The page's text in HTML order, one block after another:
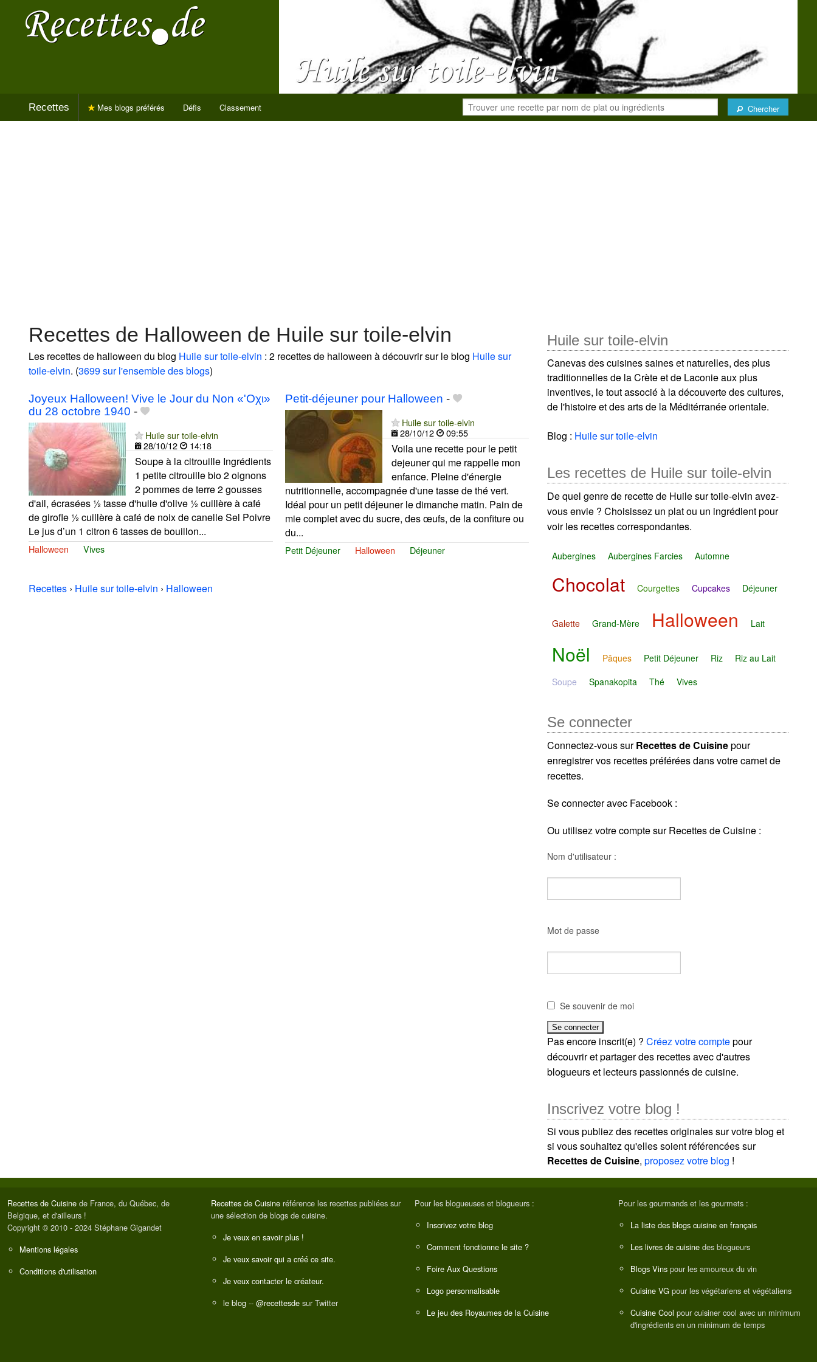
Recettes Chercher
Mes blogs préférés Défis Classement
Recettes de Halloween de Huile sur toile-elvin
Les recettes de halloween du blog Huile sur toile-elvin : 2 recettes de halloween à découvrir sur le blog Huile sur
toile-elvin. (3699 sur l'ensemble des blogs)
Joyeux Halloween! Vive le Jour du Non «'Οχι»
du 28 octobre 1940 -
Huile sur toile-elvin
28/10/12
14:18
Soupe à la citrouille Ingrédients
1 petite citrouille bio 2 oignons
2 pommes de terre 2 gousses
d'ail, écrasées ½ tasse d'huile d'olive ½ cuillère à café
de girofle ½ cuillère à café de noix de canelle Sel Poivre
Le jus d’un 1 citron 6 tasses de bouillon...
Halloween Vives
Petit-déjeuner pour Halloween -
Huile sur toile-elvin
28/10/12
09:55
Voila une recette pour le petit
dejeuner qui me rappelle mon
enfance. Pleine d'énergie
nutritionnelle, accompagnée d'une tasse de thé vert.
Idéal pour un petit déjeuner le dimanche matin. Pain de
mie complet avec du sucre, des œufs, de la confiture ou
du...
Petit Déjeuner Halloween Déjeuner
Recettes › Huile sur toile-elvin › Halloween
Huile sur toile-elvin
Canevas des cuisines saines et naturelles, des plus
traditionnelles de la Crète et de Laconie aux plus
inventives, le tout associé à la découverte des cultures,
de l'histoire et des arts de la Méditérranée orientale.
Blog : Huile sur toile-elvin
Les recettes de Huile sur toile-elvin
De quel genre de recette de Huile sur toile-elvin avez-
vous envie ? Choisissez un plat ou un ingrédient pour
voir les recettes correspondantes.
Aubergines Aubergines Farcies Automne
Chocolat Courgettes Cupcakes Déjeuner
Galette Grand-Mère Halloween Lait
Noël Pâques Petit Déjeuner Riz
Riz au Lait
Soupe
Spanakopita Thé Vives
Se connecter
Connectez-vous surRecettes de Cuisinepour
enregistrer vos recettes préférées dans votre carnet de
recettes.
Se connecter avec Facebook :
Ou utilisez votre compte sur Recettes de Cuisine :
Nom d'utilisateur :
Mot de passe
Se souvenir de moi
Pas encore inscrit(e) ?Créez votre comptepour
découvrir et partager des recettes avec d'autres
blogueurs et lecteurs passionnés de cuisine.
Inscrivez votre blog !
Si vous publiez des recettes originales sur votre blog et
si vous souhaitez qu'elles soient référencées sur
Recettes de Cuisine,proposez votre blog !
Recettes de Cuisine de France, du Québec, de
Belgique, et d'ailleurs !
Copyright © 2010 - 2024 Stéphane Gigandet
Mentions légales
Conditions d'utilisation
Recettes de Cuisine référence les recettes publiées sur
une sélection de blogs de cuisine.
Je veux en savoir plus !
Je veux savoir qui a créé ce site.
Je veux contacter le créateur.
le blog -- @recettesde sur Twitter
Pour les blogueuses et blogueurs :
Inscrivez votre blog
Comment fonctionne le site ?
Foire Aux Questions
Logo personnalisable
Le jeu des Royaumes de la Cuisine
Pour les gourmands et les gourmets :
La liste des blogs cuisine en français
Les livres de cuisine des blogueurs
Blogs Vins pour les amoureux du vin
Cuisine VG pour les végétariens et végétaliens
Cuisine Cool pour cuisiner cool avec un minimum
d'ingrédients en un minimum de temps